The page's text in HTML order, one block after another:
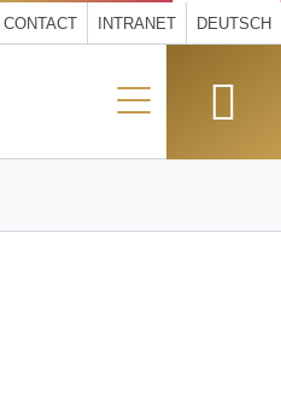
CONTACT INTRANET DEUTSCH